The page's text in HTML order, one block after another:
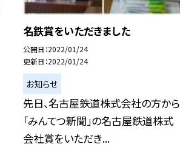
名鉄賞をいただきました
公開日 2022/01/24
更新日 2022/01/24
お知らせ
先日、名古屋鉄道株式会社の方から
「みんてつ新聞」の名古屋鉄道株式
会社賞をいただき...